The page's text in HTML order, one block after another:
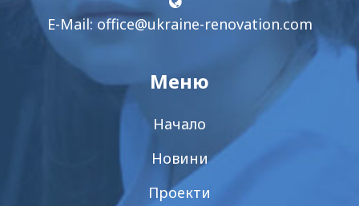
E-Mail:office@ukraine-renovation.com
Меню
Начало
Новини
Проекти